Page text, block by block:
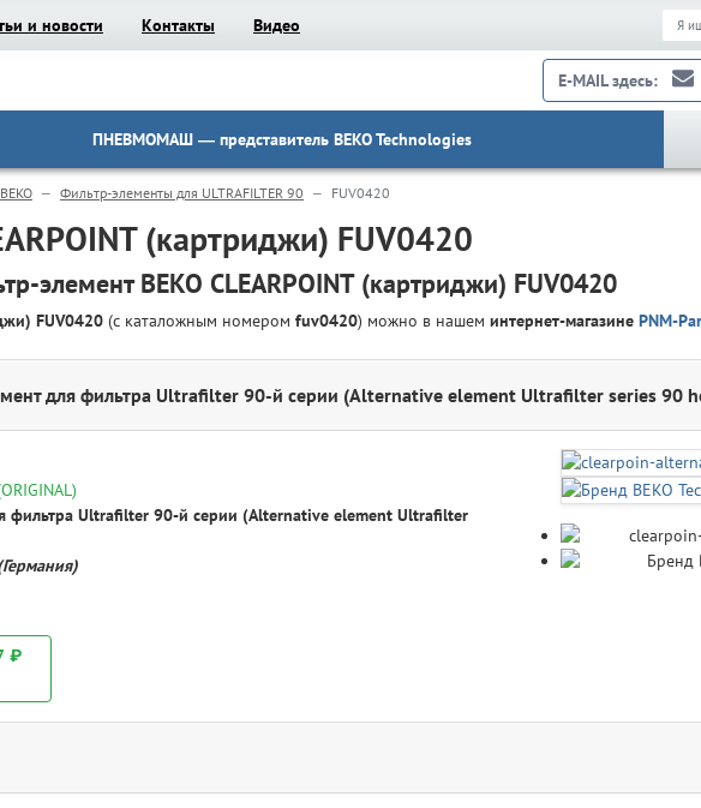
и новости Контакты Видео
E-MAIL здесь:
ПНЕВМОМАШ — представитель BEKO Technologies
Фильтр-элементы для ULTRAFILTER 90 FUV0420
(картриджи) FUV0420
элемент BEKO CLEARPOINT (картриджи) FUV0420
FUV0420 (с каталожным номером fuv0420) можно в нашем интернет-магазине PNM-
для фильтра Ultrafilter 90-й серии (Alternative element Ultrafilter series 90
фильтра Ultrafilter 90-й серии (Alternative element Ultrafilter
₽